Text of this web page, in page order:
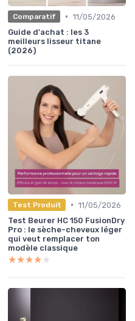
Comparatif • 11/05/2026
Guide d'achat : les 3
meilleurs lisseur titane
(2026)
Test Produit • 11/05/2026
Test Beurer HC 150 FusionDry
Pro : le sèche-cheveux léger
qui veut remplacer ton
modèle classique
★★★★★
★★★★★